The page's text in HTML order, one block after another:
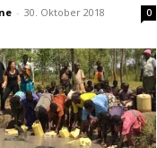
- 30. Oktober 2018 0